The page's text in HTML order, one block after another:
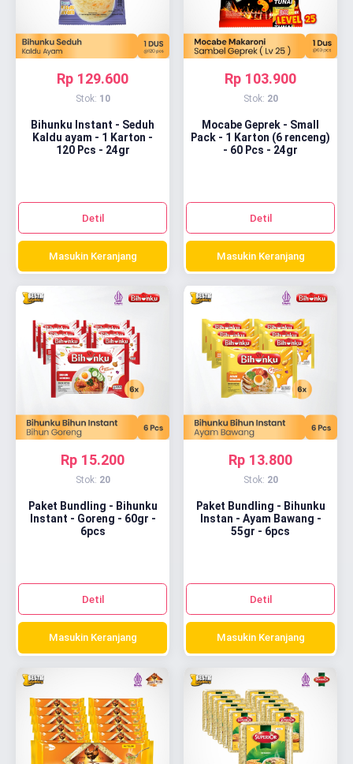
Rp 129.600
Stok: 10
Bihunku Instant - Seduh
Kaldu ayam - 1 Karton -
120 Pcs - 24gr
Detil
Masukin Keranjang
Rp 103.900
Stok: 20
Mocabe Geprek - Small
Pack - 1 Karton (6 renceng)
- 60 Pcs - 24gr
Detil
Masukin Keranjang
Rp 15.200
Stok: 20
Paket Bundling - Bihunku
Instant - Goreng - 60gr -
6pcs
Detil
Masukin Keranjang
Rp 13.800
Stok: 20
Paket Bundling - Bihunku
Instan - Ayam Bawang -
55gr - 6pcs
Detil
Masukin Keranjang